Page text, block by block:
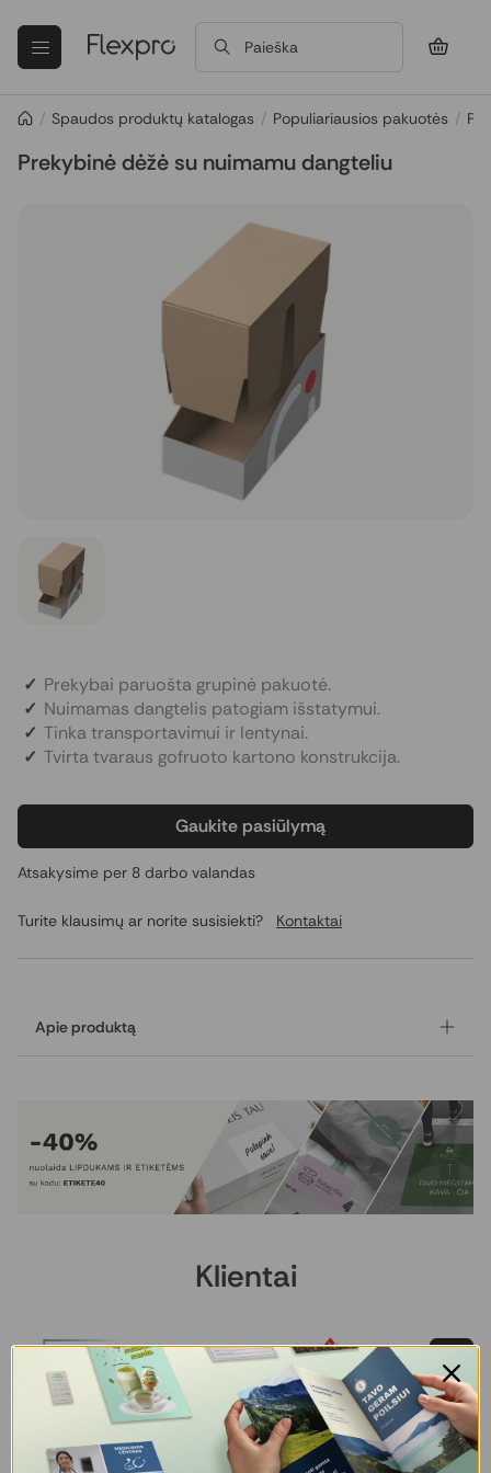
Paieška
/ Spaudos produktų katalogas / Populiariausios pakuotės /
Prekybinė dėžė su nuimamu dangteliu
Prekybai paruošta grupinė pakuotė.
Nuimamas dangtelis patogiam išstatymui.
Tinka transportavimui ir lentynai.
Tvirta tvaraus gofruoto kartono konstrukcija.
Gaukite pasiūlymą
Atsakysime per 8 darbo valandas
Turite klausimų ar norite susisiekti? Kontaktai
Apie produktą
transportuoti, ir išstatyti lentynoje.
Pagal Jūsų verslo poreikį galime sukurti unikalų
pakavimo sprendimą šių ar kitų standartų pagrindu.
Susisiekite dėl naujo pakuotės projekto!
Klientai